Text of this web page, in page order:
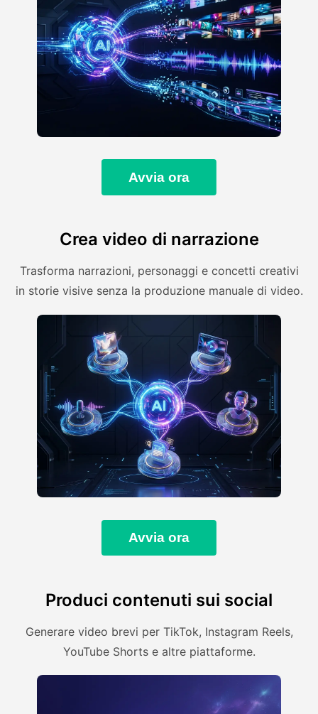
Avvia ora
Crea video di narrazione
Trasforma narrazioni, personaggi e concetti creativi
in storie visive senza la produzione manuale di video.
Avvia ora
Produci contenuti sui social
Generare video brevi per TikTok, Instagram Reels,
YouTube Shorts e altre piattaforme.